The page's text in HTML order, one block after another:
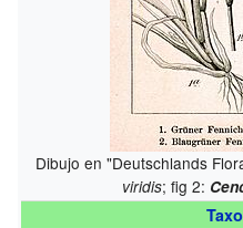
Dibujo en "Deutschlands
viridis; fig 2: